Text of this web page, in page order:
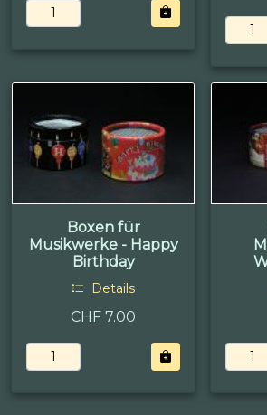
Boxen für
Musikwerke - Happy
Birthday
Details
CHF 7.00